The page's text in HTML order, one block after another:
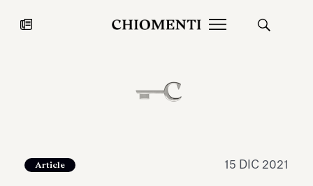
27 LUG 2026
Article 15 DIC 2021